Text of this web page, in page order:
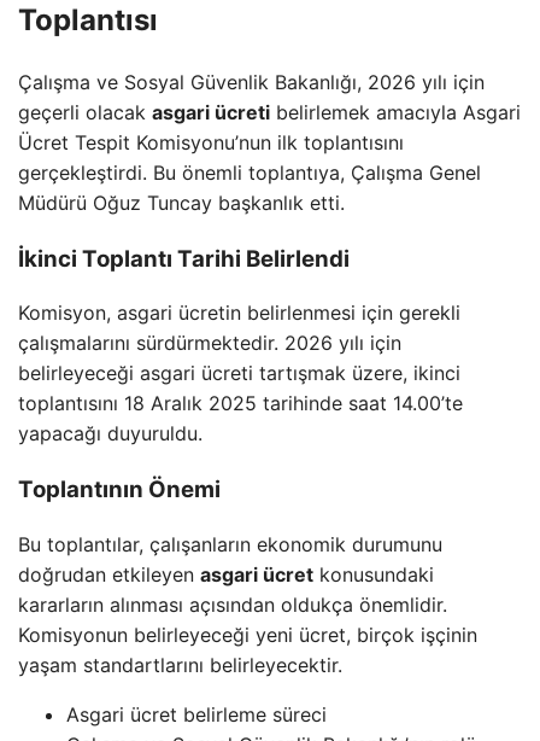
Toplantısı
Çalışma ve Sosyal Güvenlik Bakanlığı, 2026 yılı için
geçerli olacak asgari ücreti belirlemek amacıyla Asgari
Ücret Tespit Komisyonu’nun ilk toplantısını
gerçekleştirdi. Bu önemli toplantıya, Çalışma Genel
Müdürü Oğuz Tuncay başkanlık etti.
İkinci Toplantı Tarihi Belirlendi
Komisyon, asgari ücretin belirlenmesi için gerekli
çalışmalarını sürdürmektedir. 2026 yılı için
belirleyeceği asgari ücreti tartışmak üzere, ikinci
toplantısını 18 Aralık 2025 tarihinde saat 14.00’te
yapacağı duyuruldu.
Toplantının Önemi
Bu toplantılar, çalışanların ekonomik durumunu
doğrudan etkileyen asgari ücret konusundaki
kararların alınması açısından oldukça önemlidir.
Komisyonun belirleyeceği yeni ücret, birçok işçinin
yaşam standartlarını belirleyecektir.
Asgari ücret belirleme süreci